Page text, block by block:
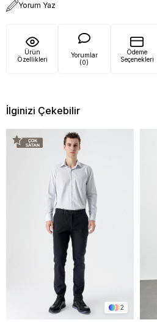
Yorum Yaz
Ürün
Özellikleri
Yorumlar
(0)
Ödeme
Seçenekleri
İlginizi Çekebilir
2